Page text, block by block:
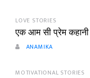
LOVE STORIES
एक आम सी प्रेम
ANAMIKA
MOTIVATIONAL STORIES